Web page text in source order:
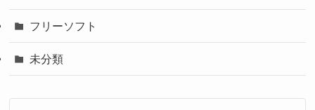
フリーソフト
未分類